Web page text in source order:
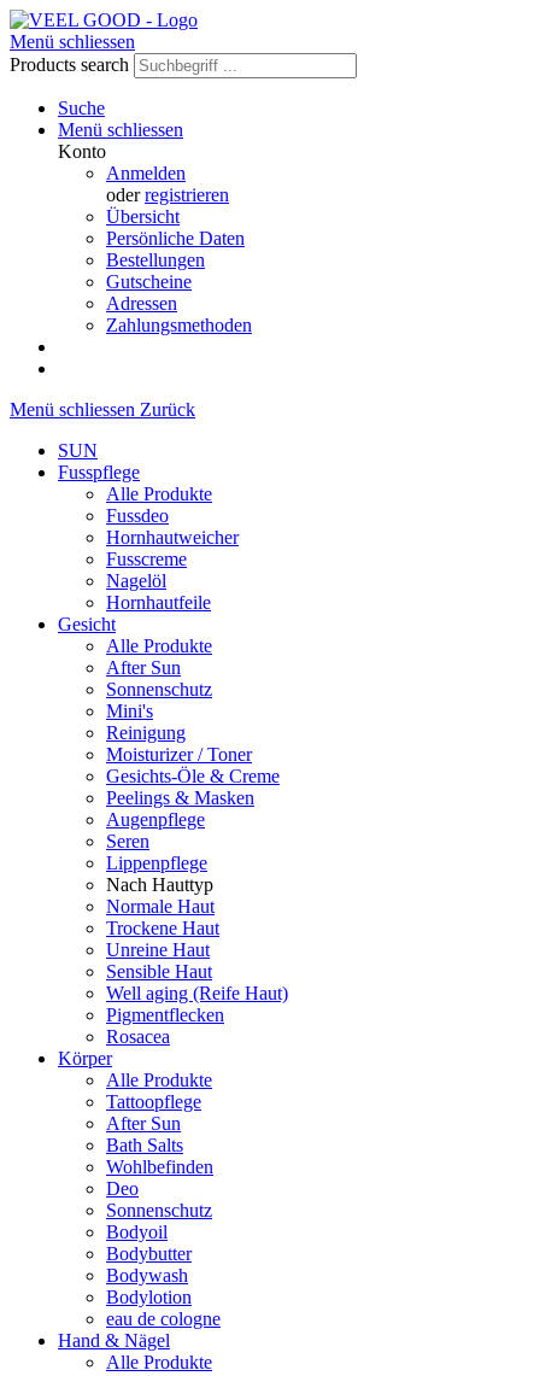
Menü schliessen
Products search
Suche
Menü schliessen
Konto
Anmelden
oderregistrieren
Übersicht
Persönliche Daten
Bestellungen
Gutscheine
Adressen
Zahlungsmethoden
Menü schliessen Zurück
SUN
Fusspflege
Alle Produkte
Fussdeo
Hornhautweicher
Fusscreme
Nagelöl
Hornhautfeile
Gesicht
Alle Produkte
After Sun
Sonnenschutz
Mini's
Reinigung
Moisturizer / Toner
Gesichts-Öle & Creme
Peelings & Masken
Augenpflege
Seren
Lippenpflege
Nach Hauttyp
Normale Haut
Trockene Haut
Unreine Haut
Sensible Haut
Well aging (Reife Haut)
Pigmentflecken
Rosacea
Körper
Alle Produkte
Tattoopflege
After Sun
Bath Salts
Wohlbefinden
Deo
Sonnenschutz
Bodyoil
Bodybutter
Bodywash
Bodylotion
eau de cologne
Hand & Nägel
Alle Produkte